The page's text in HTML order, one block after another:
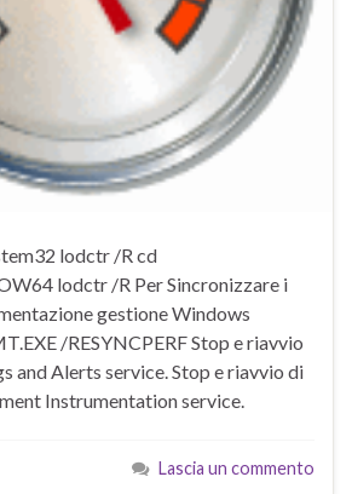
lodctr /R cd
lodctr /R Per Sincronizzare i
gestione Windows
/RESYNCPERF Stop e riavvio
and Alerts service. Stop e riavvio di
Instrumentation service.
Lascia un commento